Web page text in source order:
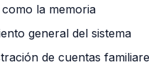
como la memoria
general del sistema
de cuentas